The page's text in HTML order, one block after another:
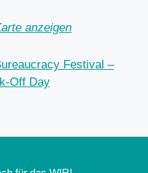
anzeigen
Festival –
Off Day